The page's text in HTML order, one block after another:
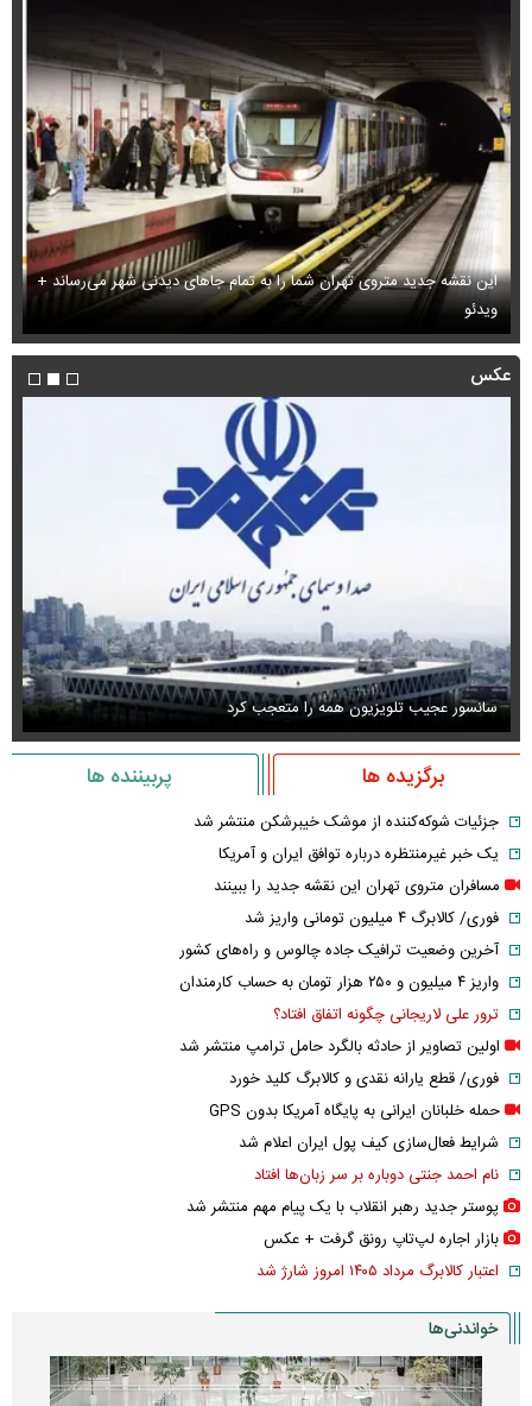
این نقشه جدید متروی تهران شما را به تمام جاهای دیدنی شهر می‌رساند +
ویدئو
عکس
سانسور عجیب تلویزیون همه را متعجب کرد
برگزیده ها پربیننده ها
جزئیات شوکه‌کننده از موشک خیبرشکن منتشر شد
یک خبر غیرمنتظره درباره توافق ایران و آمریکا
مسافران متروی تهران این نقشه جدید را ببینند
فوری/ کالابرگ ۴ میلیون تومانی واریز شد
آخرین وضعیت ترافیک جاده چالوس و راه‌های کشور
واریز ۴ میلیون و ۲۵۰ هزار تومان به حساب کارمندان
ترور علی لاریجانی چگونه اتفاق افتاد؟
اولین تصاویر از حادثه بالگرد حامل ترامپ منتشر شد
فوری/ قطع یارانه نقدی و کالابرگ کلید خورد
حمله خلبانان ایرانی به پایگاه آمریکا بدون GPS
شرایط فعال‌سازی کیف پول ایران اعلام شد
نام احمد جنتی دوباره بر سر زبان‌ها افتاد
پوستر جدید رهبر انقلاب با یک پیام مهم منتشر شد
بازار اجاره لپ‌تاپ رونق گرفت + عکس
اعتبار کالابرگ مرداد ۱۴۰۵ امروز شارژ شد
خواندنی‌ها